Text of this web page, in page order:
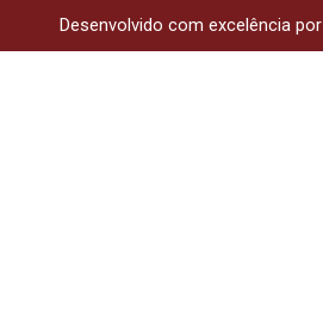
Desenvolvido com excelência por